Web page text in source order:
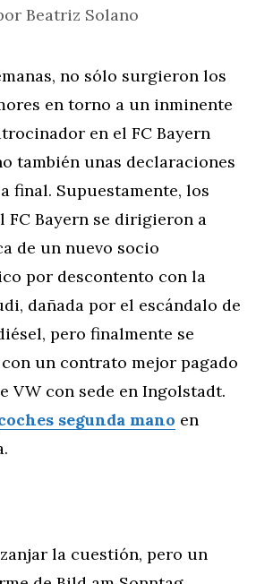
Beatriz Solano
no sólo surgieron los
en torno a un inminente
en el FC Bayern
también unas declaraciones
final. Supuestamente, los
FC Bayern se dirigieron a
de un nuevo socio
por descontento con la
dañada por el escándalo de
pero finalmente se
un contrato mejor pagado
VW con sede en Ingolstadt.
segunda mano en
la cuestión, pero un